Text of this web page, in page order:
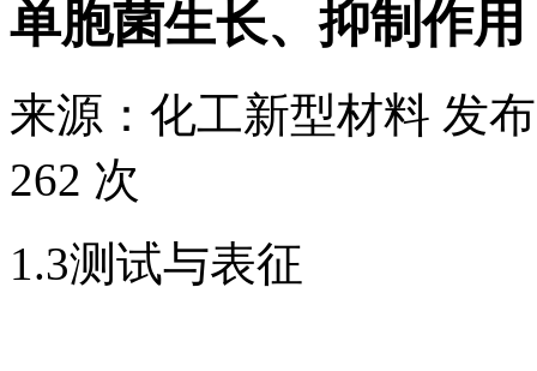
单胞菌生长、抑制作
来源： 化工新型材料 发
262 次
1.3测试与表征